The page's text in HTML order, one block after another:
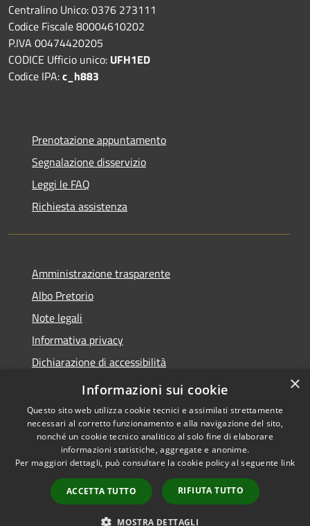
Centralino Unico: 0376 273111
Codice Fiscale 80004610202
P.IVA 00474420205
CODICE Ufficio unico: UFH1ED
Codice IPA:c_h883
Prenotazione appuntamento
Segnalazione disservizio
Leggi le FAQ
Richiesta assistenza
Amministrazione trasparente
Albo Pretorio
Note legali
Informativa privacy
Dichiarazione di accessibilità
Obiettivi di accessibilità
Accessibilità
Copyright © 2026 • Comune di
San Giorgio Bigarello •
Powered byMunicipium
Accesso redazione
×
Informazioni sui cookie
Questo sito web utilizza cookie tecnici e assimilati strettamente
necessari al corretto funzionamento e alla navigazione del sito,
nonché un cookie tecnico analitico al solo fine di elaborare
informazioni statistiche, aggregate e anonime.
Per maggiori dettagli, può consultare la cookie policy al seguente link
ACCETTA TUTTO RIFIUTA TUTTO
MOSTRA DETTAGLI